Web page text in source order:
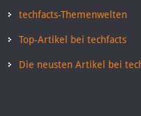
techfacts-Themenwelten
Top-Artikel bei techfacts
Die neusten Artikel bei